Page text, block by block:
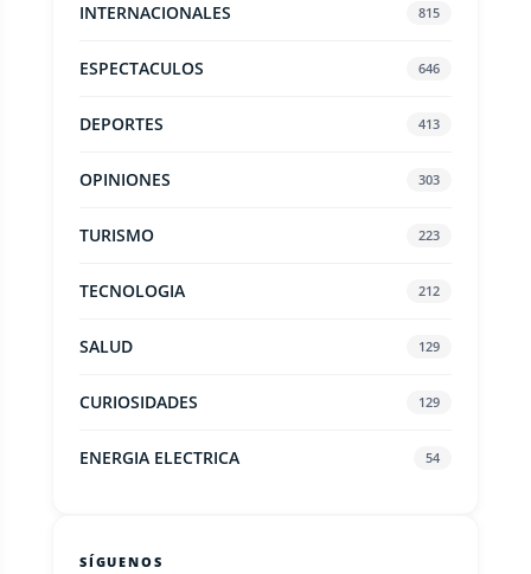
INTERNACIONALES 815
ESPECTACULOS 646
DEPORTES 413
OPINIONES 303
TURISMO 223
TECNOLOGIA 212
SALUD 129
CURIOSIDADES 129
ENERGIA ELECTRICA 54
SÍGUENOS